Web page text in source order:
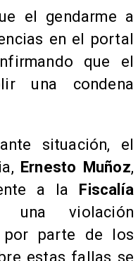
el gendarme a
en el portal
que el
una condena
situación, el
Ernesto Muñoz,
a la Fiscalía
una violación
por parte de los
estas fallas se